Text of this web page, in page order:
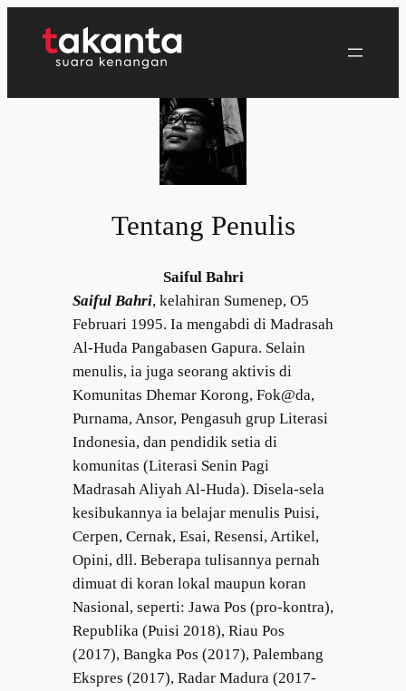
Tentang Penulis
Saiful Bahri
Saiful Bahri, kelahiran Sumenep, O5
Februari 1995. Ia mengabdi di Madrasah
Al-Huda Pangabasen Gapura. Selain
menulis, ia juga seorang aktivis di
Komunitas Dhemar Korong, Fok@da,
Purnama, Ansor, Pengasuh grup Literasi
Indonesia, dan pendidik setia di
komunitas (Literasi Senin Pagi
Madrasah Aliyah Al-Huda). Disela-sela
kesibukannya ia belajar menulis Puisi,
Cerpen, Cernak, Esai, Resensi, Artikel,
Opini, dll. Beberapa tulisannya pernah
dimuat di koran lokal maupun koran
Nasional, seperti: Jawa Pos (pro-kontra),
Republika (Puisi 2018), Riau Pos
(2017), Bangka Pos (2017), Palembang
Ekspres (2017), Radar Madura (2017-